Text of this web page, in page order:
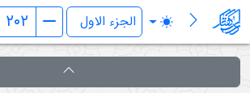
فرائد الاصول (رسائل)